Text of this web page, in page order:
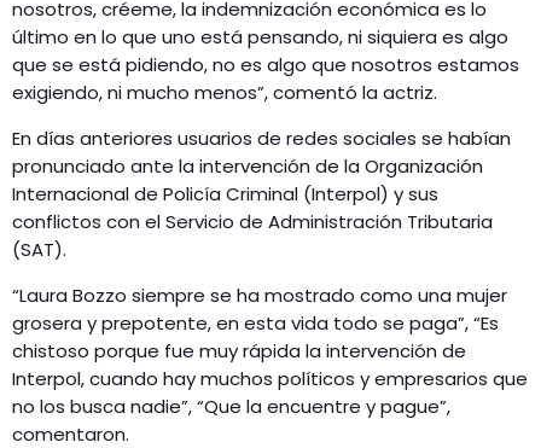
nosotros, créeme, la indemnización económica es lo
último en lo que uno está pensando, ni siquiera es algo
que se está pidiendo, no es algo que nosotros estamos
exigiendo, ni mucho menos”, comentó la actriz.
En días anteriores usuarios de redes sociales se habían
pronunciado ante la intervención de la Organización
Internacional de Policía Criminal (Interpol) y sus
conflictos con el Servicio de Administración Tributaria
(SAT).
“Laura Bozzo siempre se ha mostrado como una mujer
grosera y prepotente, en esta vida todo se paga”, “Es
chistoso porque fue muy rápida la intervención de
Interpol, cuando hay muchos políticos y empresarios que
no los busca nadie”, “Que la encuentre y pague”,
comentaron.